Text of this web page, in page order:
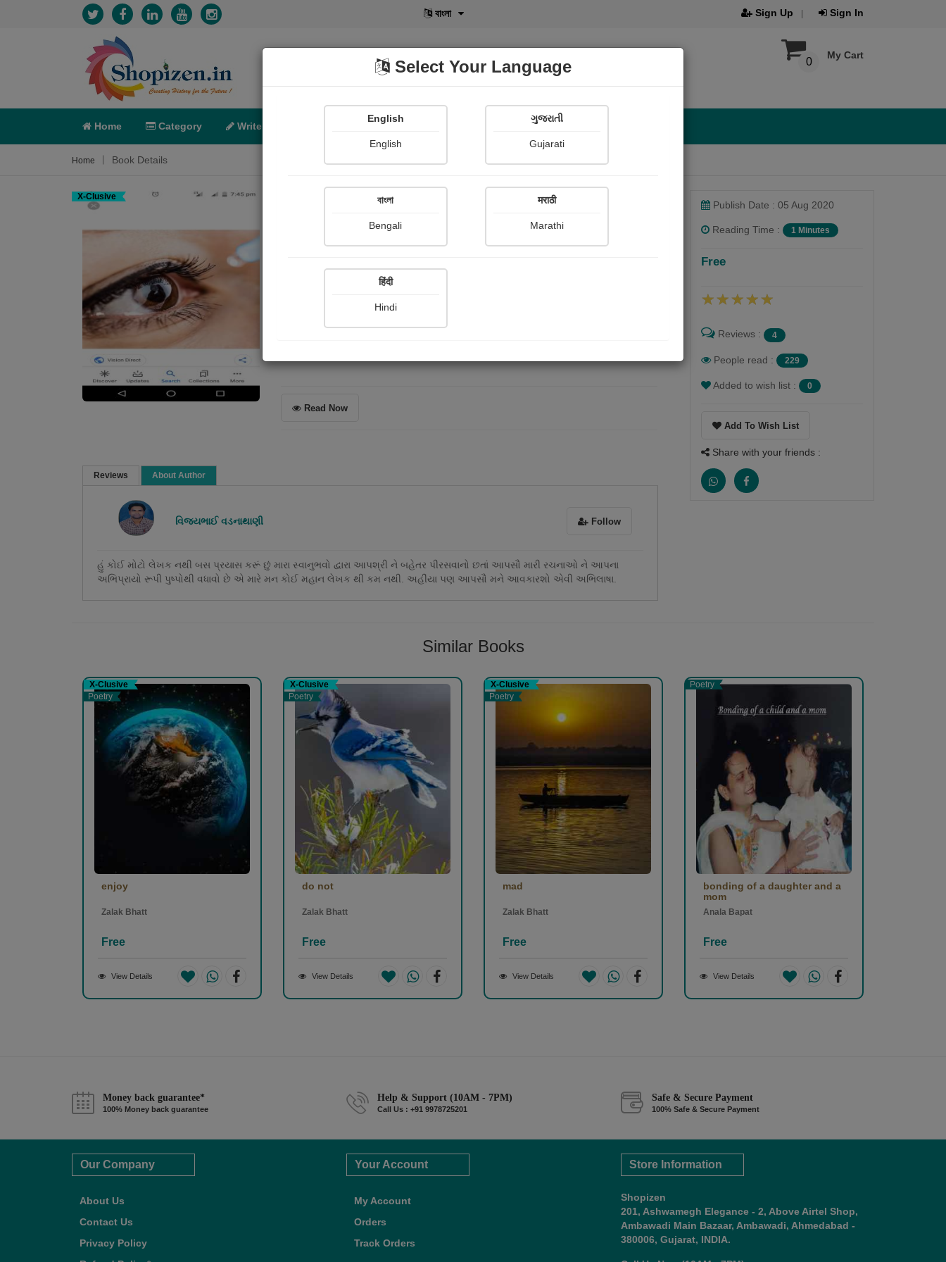
বাংলা Sign Up Sign In
My Cart
0
Home Category Write POD Shopi Gallery
Home Book Details
X-Clusive
વિજયભાઈ વડનાથાણી
Read Now
Reviews About Author
Jaya. jani.Talaja."jiya"-(01 September 2020)
સરસ
wah
0 0
પ્રકાશ પટેલ-(06 August 2020)
સુંદર...👍
વિજયભાઈ વડનાથાણી Follow
હું કોઈ મોટો લેખક નથી બસ પ્રયાસ કરૂં છું મારા સ્વાનુભવો દ્વારા આપશ્રી ને બહેતર પીરસવાનો છતાં આપસૌ મારી રચનાઓ ને આપના
અભિપ્રાયો રૂપી પુષ્પોથી વધાવો છે એ મારે મન કોઈ મહાન લેખક થી કમ નથી. અહીંયા પણ આપસૌ મને આવકારશો એવી અભિલાષા.
Publish Date : 05 Aug 2020
Reading Time : 1 Minutes
Free
Reviews : 4
People read : 229
Added to wish list : 0
Add To Wish List
Share with your friends :
Similar Books
X-Clusive
Poetry
enjoy
Zalak Bhatt
Free
View Details
X-Clusive
Poetry
do not
Zalak Bhatt
Free
View Details
X-Clusive
Poetry
mad
Zalak Bhatt
Free
View Details
Poetry
bonding of a daughter and a
mom
Anala Bapat
Free
View Details
Money back guarantee*
100% Money back guarantee
Help & Support (10AM - 7PM)
Call Us : +91 9978725201
Safe & Secure Payment
100% Safe & Secure Payment
Our Company
About Us
Contact Us
Privacy Policy
Your Account
My Account
Orders
Track Orders
Store Information
Shopizen
201, Ashwamegh Elegance - 2, Above Airtel Shop,
Ambawadi Main Bazaar, Ambawadi, Ahmedabad -
380006, Gujarat, INDIA.
Select Your Language
English
English
ગુજરાતી
Gujarati
বাংলা
Bengali
मराठी
Marathi
हिंदी
Hindi